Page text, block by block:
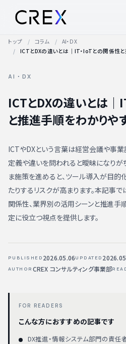
トップ コラム
AI・DX
ICTとDXの違いとは｜IT・IoTとの関係性
AI・DX
ICTとDXの違いとは｜
と推進手順をわかりや
ICTやDXという言葉は経営会議や事業
定義や違いを問われると曖昧になりが
ま施策を進めると、ツール導入が目的
たりするリスクが高まります。本記事
関係性、業界別の活用シーンと推進手
定に役立つ視点を提供します。
PUBLISHED 2026.05.06UPDATED
AUTHOR CREX コンサルティング事業部
FOR READERS
こんな方におすすめの記事です
DX推進・情報システム部門の責任